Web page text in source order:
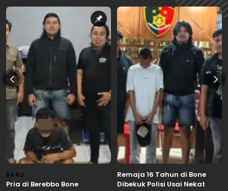
BARU
Pria di Berebbo Bone
Remaja 16 Tahun di Bone
Dibekuk Polisi Usai Nekat